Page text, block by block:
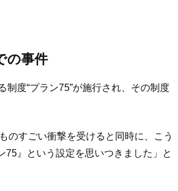
の事件
制度“プラン75”が施行され、その制度
のすごい衝撃を受けると同時に、こう
75 』という設定を思いつきました」と